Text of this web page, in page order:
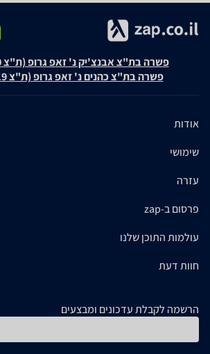
פשרה בת"צ אבנצ'יק נ' זאפ גרופ (ת"צ 23008-08-20)
פשרה בת"צ כהנים נ' זאפ גרופ (ת"צ 60371-12-19)
אודות
שימושי
עזרה
פרסום ב-zap
עולמות התוכן שלנו
חוות דעת
הרשמה לקבלת עדכונים ומבצעים